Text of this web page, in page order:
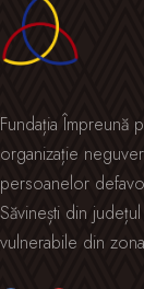
Fundația Împreună
organizație
persoanelor
Săvinești din
vulnerabile din